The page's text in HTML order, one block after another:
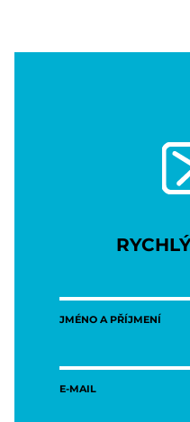
JMÉNO A PŘÍJMENÍ
E-MAIL